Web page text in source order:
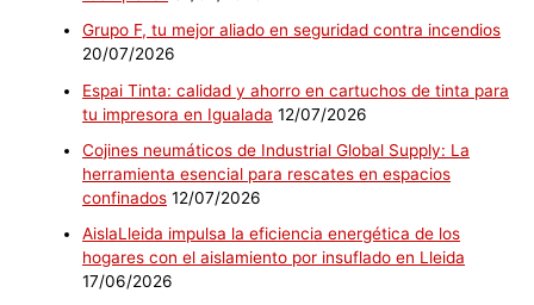
Grupo F, tu mejor aliado en seguridad contra incendios
20/07/2026
Espai Tinta: calidad y ahorro en cartuchos de tinta para
tu impresora en Igualada 12/07/2026
Cojines neumáticos de Industrial Global Supply: La
herramienta esencial para rescates en espacios
confinados 12/07/2026
AislaLleida impulsa la eficiencia energética de los
hogares con el aislamiento por insuflado en Lleida
17/06/2026